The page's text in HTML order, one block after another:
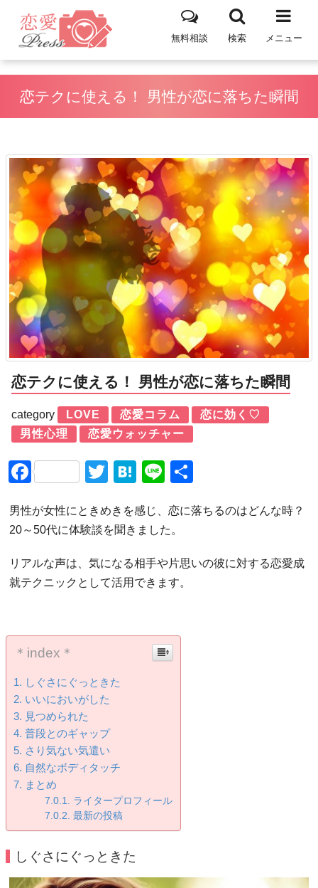
メニュー
検索
無料相談
恋テクに使える！ 男性が恋に落ちた瞬間
恋テクに使える！ 男性が恋に落ちた瞬間
category LOVE 恋愛コラム
恋に効く♡
男性心理
恋愛ウォッチャー
FacebookTwitter
Hatena
Line
男性が女性にときめきを感じ、恋に落ちるのはどんな時？
20～50代に体験談を聞きました。
リアルな声は、気になる相手や片思いの彼に対する恋愛成
就テクニックとして活用できます。
＊index＊
しぐさにぐっときた
いいにおいがした
見つめられた
普段とのギャップ
さり気ない気遣い
自然なボディタッチ
まとめ
ライタープロフィール
最新の投稿
しぐさにぐっときた